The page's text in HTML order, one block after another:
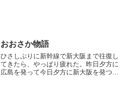
おおさか物語
ひさしぶりに新幹線で新大阪まで往復し
てきたら、やっぱり疲れた。昨日夕方に
広島を発って今日夕方に新大阪を発つと